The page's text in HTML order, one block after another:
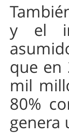
y el
que en
mil
80%
genera